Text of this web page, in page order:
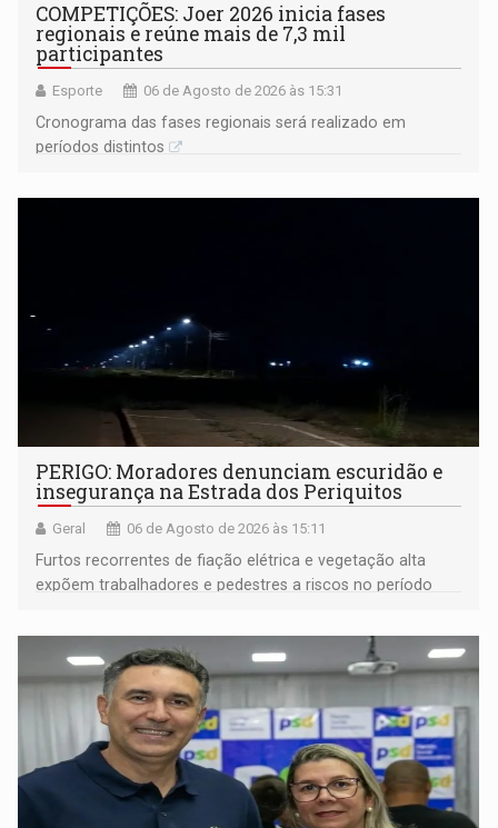
COMPETIÇÕES: Joer 2026 inicia fases
regionais e reúne mais de 7,3 mil
participantes
Esporte 06 de Agosto de 2026 às 15:31
Cronograma das fases regionais será realizado em
períodos distintos
PERIGO: Moradores denunciam escuridão e
insegurança na Estrada dos Periquitos
Geral 06 de Agosto de 2026 às 15:11
Furtos recorrentes de fiação elétrica e vegetação alta
expõem trabalhadores e pedestres a riscos no período